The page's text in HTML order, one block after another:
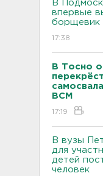
В
впервые
борщевик
17:38
В Тосно
ВСМ
17:19
В вузы
для
детей
человек